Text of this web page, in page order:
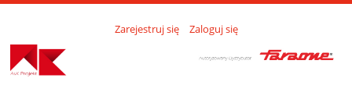
Zarejestruj się Zaloguj się